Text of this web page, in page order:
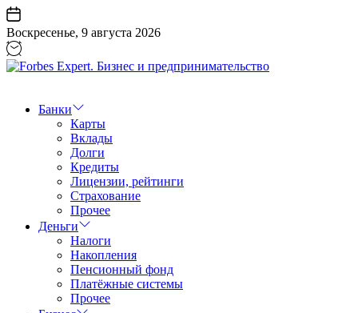
Перейти
к
содержанию
Воскресенье, 9 августа 2026
Бизнес
предпринимательство
Банки
Карты
Вклады
Долги
Кредиты
Лицензии, рейтинги
Страхование
Прочее
Деньги
Налоги
Накопления
Пенсионный фонд
Платёжные системы
Прочее